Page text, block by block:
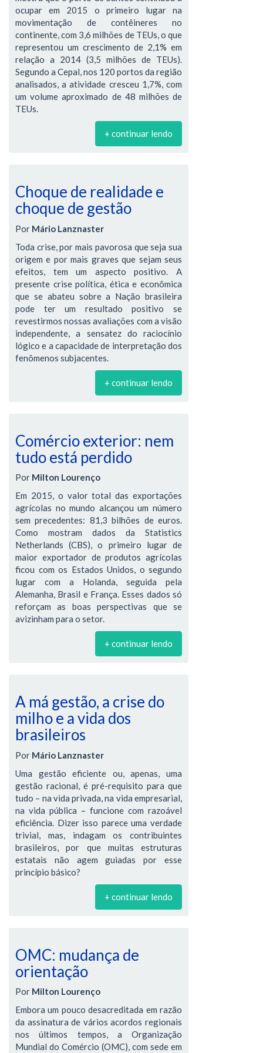
ocupar em 2015 o primeiro lugar na
movimentação de contêineres no
continente, com 3,6 milhões de TEUs, o que
representou um crescimento de 2,1% em
relação a 2014 (3,5 milhões de TEUs).
Segundo a Cepal, nos 120 portos da região
analisados, a atividade cresceu 1,7%, com
um volume aproximado de 48 milhões de
TEUs.
+ continuar lendo
Choque de realidade e
choque de gestão
Por Mário Lanznaster
Toda crise, por mais pavorosa que seja sua
origem e por mais graves que sejam seus
efeitos, tem um aspecto positivo. A
presente crise política, ética e econômica
que se abateu sobre a Nação brasileira
pode ter um resultado positivo se
revestirmos nossas avaliações com a visão
independente, a sensatez do raciocínio
lógico e a capacidade de interpretação dos
fenômenos subjacentes.
+ continuar lendo
Comércio exterior: nem
tudo está perdido
Por Milton Lourenço
Em 2015, o valor total das exportações
agrícolas no mundo alcançou um número
sem precedentes: 81,3 bilhões de euros.
Como mostram dados da Statistics
Netherlands (CBS), o primeiro lugar de
maior exportador de produtos agrícolas
ficou com os Estados Unidos, o segundo
lugar com a Holanda, seguida pela
Alemanha, Brasil e França. Esses dados só
reforçam as boas perspectivas que se
avizinham para o setor.
+ continuar lendo
A má gestão, a crise do
milho e a vida dos
brasileiros
Por Mário Lanznaster
Uma gestão eficiente ou, apenas, uma
gestão racional, é pré-requisito para que
tudo – na vida privada, na vida empresarial,
na vida pública – funcione com razoável
eficiência. Dizer isso parece uma verdade
trivial, mas, indagam os contribuintes
brasileiros, por que muitas estruturas
estatais não agem guiadas por esse
princípio básico?
+ continuar lendo
OMC: mudança de
orientação
Por Milton Lourenço
Embora um pouco desacreditada em razão
da assinatura de vários acordos regionais
nos últimos tempos, a Organização
Mundial do Comércio (OMC), com sede em